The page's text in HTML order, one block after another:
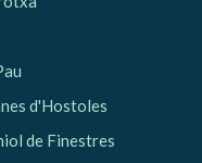
d'Hostoles
de Finestres